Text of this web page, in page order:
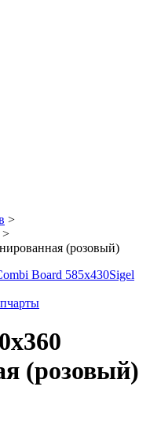
>
>
(розовый)
Board 585x430Sigel
(розовый)